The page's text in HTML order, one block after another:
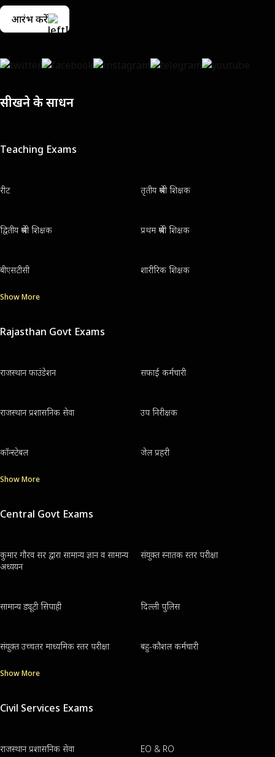
आरंभ करें
सीखने के साधन
Teaching Exams
रीट तृतीय श्रेणी शिक्षक
द्वितीय श्रेणी शिक्षक प्रथम श्रेणी शिक्षक
बीएसटीसी शारीरिक शिक्षक
Show More
Rajasthan Govt Exams
राजस्थान फाउंडेशन सफाई कर्मचारी
राजस्थान प्रशासनिक सेवा उप निरीक्षक
कॉन्स्टेबल जेल प्रहरी
Show More
Central Govt Exams
कुमार गौरव सर द्वारा सामान्य ज्ञान व सामान्य
अध्ययन
संयुक्त स्नातक स्तर परीक्षा
सामान्य ड्यूटी सिपाही दिल्ली पुलिस
संयुक्त उच्चतर माध्यमिक स्तर परीक्षा बहु-कौशल कर्मचारी
Show More
Civil Services Exams
राजस्थान प्रशासनिक सेवा EO & RO